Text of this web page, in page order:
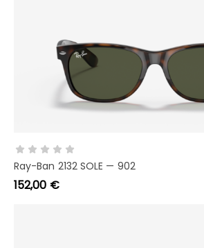
Ray-Ban 2132 SOLE — 902
152,00 €